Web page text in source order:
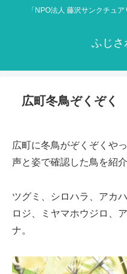
「NPO法人 藤沢サンクチュ
ふじさ
広町冬鳥ぞくぞく
広町に冬鳥がぞくぞくや
声と姿で確認した鳥を紹介
ツグミ、シロハラ、アカ
ロジ、ミヤマホウジロ、
ナ。